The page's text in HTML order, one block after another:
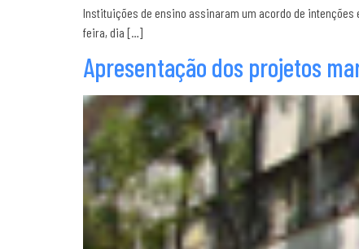
Instituições de ensino assinaram um acordo de intenções
feira, dia […]
Apresentação dos projetos